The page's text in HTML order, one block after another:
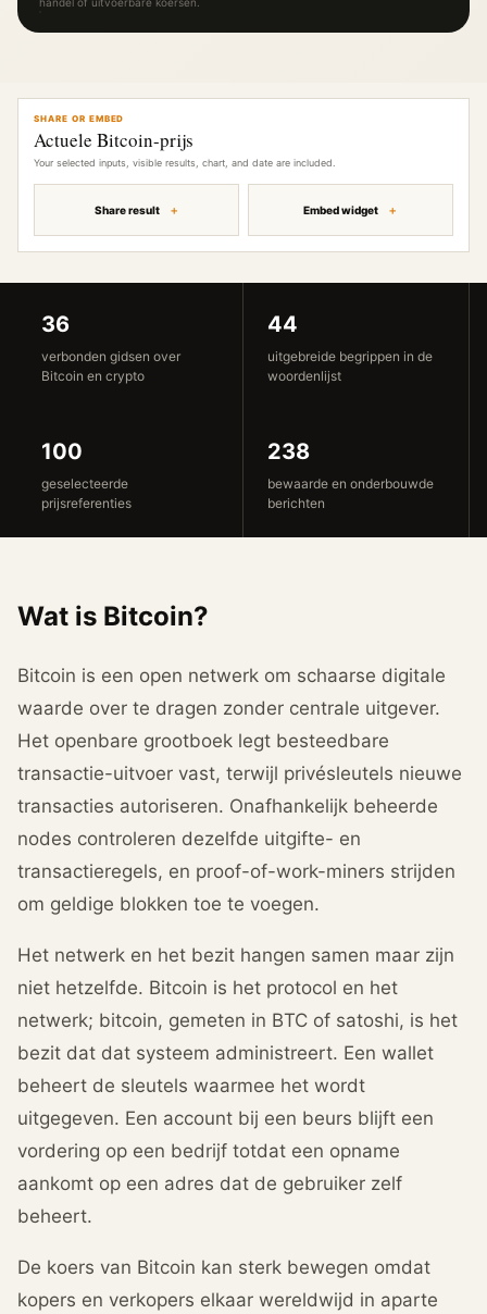
SHARE OR EMBED
Actuele Bitcoin-prijs
Your selected inputs, visible results, chart, and date are included.
Share result Embed widget
36
verbonden gidsen over
Bitcoin en crypto
44
uitgebreide begrippen in de
woordenlijst
100
geselecteerde
prijsreferenties
238
bewaarde en onderbouwde
berichten
Wat is Bitcoin?
Bitcoin is een open netwerk om schaarse digitale
waarde over te dragen zonder centrale uitgever.
Het openbare grootboek legt besteedbare
transactie-uitvoer vast, terwijl privésleutels nieuwe
transacties autoriseren. Onafhankelijk beheerde
nodes controleren dezelfde uitgifte- en
transactieregels, en proof-of-work-miners strijden
om geldige blokken toe te voegen.
Het netwerk en het bezit hangen samen maar zijn
niet hetzelfde. Bitcoin is het protocol en het
netwerk; bitcoin, gemeten in BTC of satoshi, is het
bezit dat dat systeem administreert. Een wallet
beheert de sleutels waarmee het wordt
uitgegeven. Een account bij een beurs blijft een
vordering op een bedrijf totdat een opname
aankomt op een adres dat de gebruiker zelf
beheert.
De koers van Bitcoin kan sterk bewegen omdat
kopers en verkopers elkaar wereldwijd in aparte